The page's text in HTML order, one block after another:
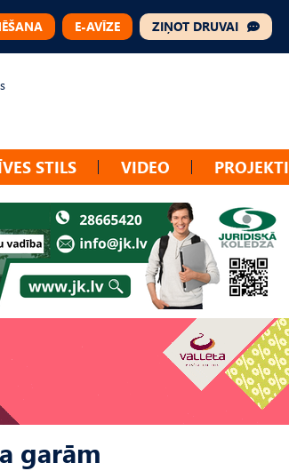
E-AVĪZE ZIŅOT DRUVAI
STILS VIDEO PROJEKTI
garām